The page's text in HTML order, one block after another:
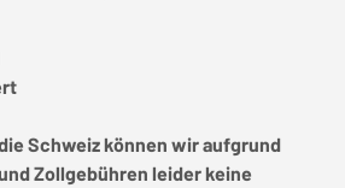
Schweiz können wir aufgrund
Zollgebühren leider keine